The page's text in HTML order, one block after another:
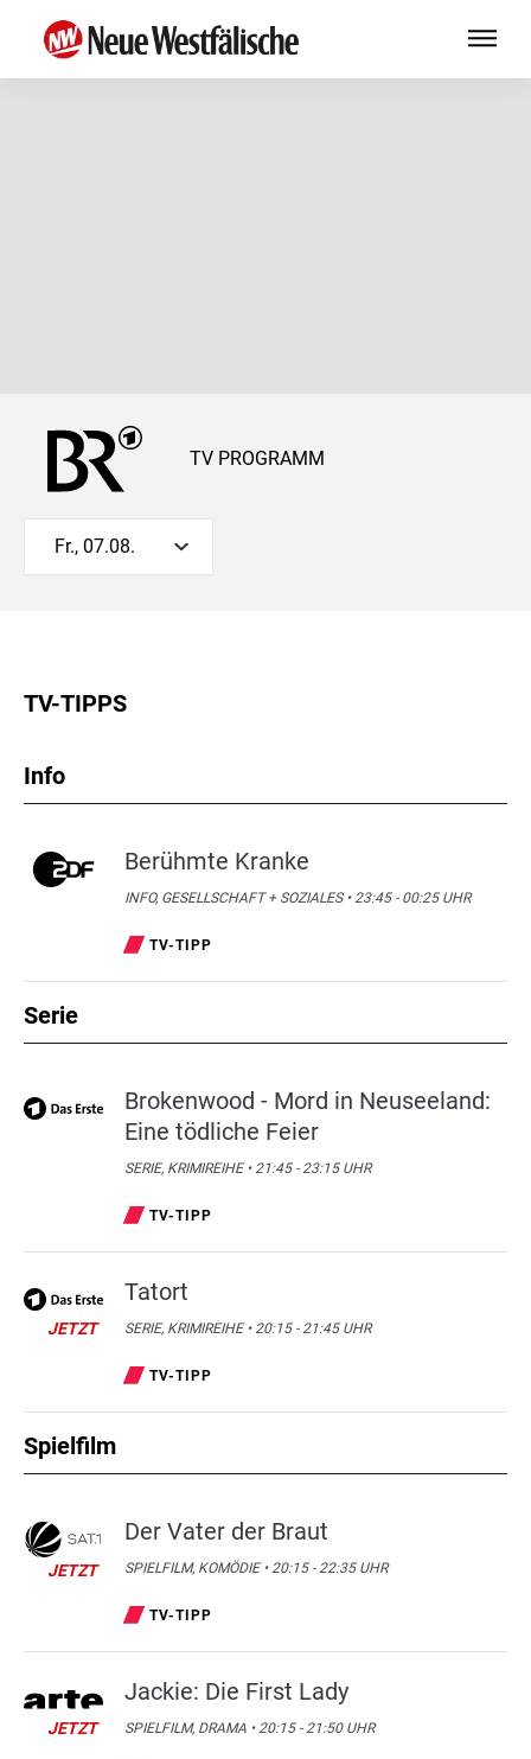
TV PROGRAMM
Fr., 07.08.
TV-TIPPS
Info
Berühmte Kranke
INFO, GESELLSCHAFT + SOZIALES • 23:45 - 00:25 UHR
TV-TIPP
Serie
Brokenwood - Mord in Neuseeland:
Eine tödliche Feier
SERIE, KRIMIREIHE • 21:45 - 23:15 UHR
TV-TIPP
JETZT
Tatort
SERIE, KRIMIREIHE • 20:15 - 21:45 UHR
TV-TIPP
Spielfilm
JETZT
Der Vater der Braut
SPIELFILM, KOMÖDIE • 20:15 - 22:35 UHR
TV-TIPP
JETZT
Jackie: Die First Lady
SPIELFILM, DRAMA • 20:15 - 21:50 UHR